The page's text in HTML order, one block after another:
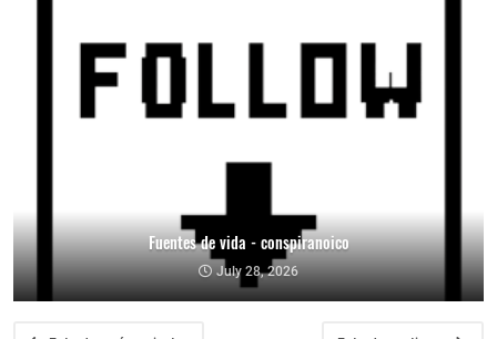
Fuentes de vida - conspiranoico
July 28, 2026